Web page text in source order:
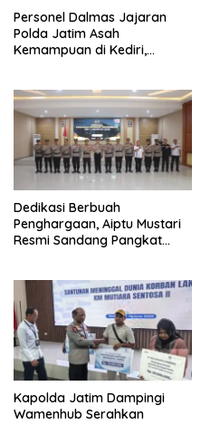
Personel Dalmas Jajaran
Polda Jatim Asah
Kemampuan di Kediri,
Kamtibmas
Dedikasi Berbuah
Penghargaan, Aiptu Mustari
Resmi Sandang Pangkat
Kapolda Jatim Dampingi
Wamenhub Serahkan